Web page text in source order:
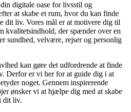
digitale oase for livsstil og
at skabe et rum, hvor du kan finde
dit liv. Vores mål er at motivere dig til
kvalitetsindhold, der spænder over en
sundhed, velvære, rejser og personlig
kan gøre det udfordrende at finde
Derfor er vi her for at guide dig i at
noget. Gennem inspirerende
ønsker vi at hjælpe dig med at skabe
dit liv.